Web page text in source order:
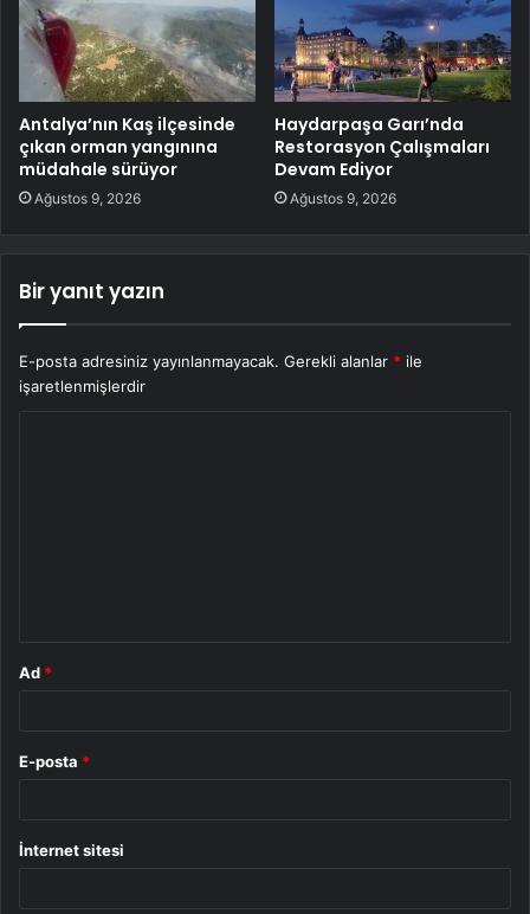
Antalya’nın Kaş ilçesinde
çıkan orman yangınına
müdahale sürüyor
Ağustos 9, 2026
Haydarpaşa Garı’nda
Restorasyon Çalışmaları
Devam Ediyor
Ağustos 9, 2026
Bir yanıt yazın
E-posta adresiniz yayınlanmayacak. Gerekli alanlar * ile
işaretlenmişlerdir
Ad *
E-posta *
İnternet sitesi